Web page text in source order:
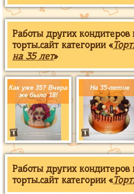
Работы других кондитеров
торты.сайт категории «
на 35 лет»
Как уже 35? Вчера
же было 18!
На 35-летие
Работы других кондитеров
торты.сайт категории «